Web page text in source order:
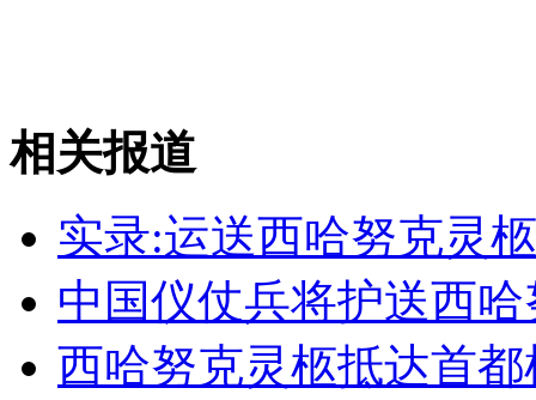
女孩北京地铁殴打老人 痛下狠手拳打脚踢
无痛分娩是否安全 医生回应
外交部：反对强权政治霸凌主义
相关报道
实录:运送西哈努克灵
中国仪仗兵将护送西
西哈努克灵柩抵达首